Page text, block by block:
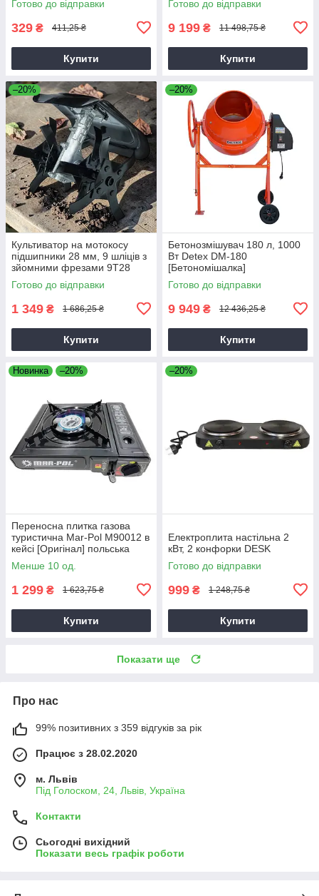
Готово до відправки
329 ₴ 411,25 ₴
Купити
Готово до відправки
9 199 ₴ 11 498,75 ₴
Купити
–20%
Культиватор на мотокосу
підшипники 28 мм, 9 шліців з
зйомними фрезами 9T28
Готово до відправки
1 349 ₴ 1 686,25 ₴
Купити
–20%
Бетонозмішувач 180 л, 1000
Вт Detex DM-180
[Бетономішалка]
Готово до відправки
9 949 ₴ 12 436,25 ₴
Купити
Новинка –20%
Переносна плитка газова
туристична Mar-Pol M90012 в
кейсі [Оригінал] польська
Менше 10 од.
1 299 ₴ 1 623,75 ₴
Купити
–20%
Електроплита настільна 2
кВт, 2 конфорки DESK
Готово до відправки
999 ₴ 1 248,75 ₴
Купити
Показати ще
Про нас
99% позитивних з 359 відгуків за рік
Працює з 28.02.2020
м. Львів
Під Голоском, 24, Львів, Україна
Контакти
Сьогодні вихідний
Показати весь графік роботи